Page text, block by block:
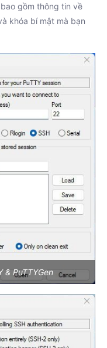
gồm thông tin về
khóa bí mật mà bạn
& PuTTYGen